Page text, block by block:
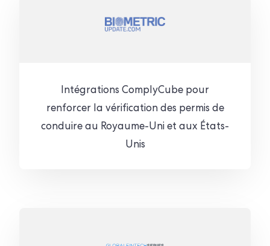
Intégrations ComplyCube pour
renforcer la vérification des permis de
conduire au Royaume-Uni et aux États-
Unis